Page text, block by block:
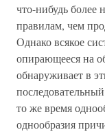
что-нибудь более
правилам, чем
Однако всякое
опирающееся на
обнаруживает в
то же время
однообразия